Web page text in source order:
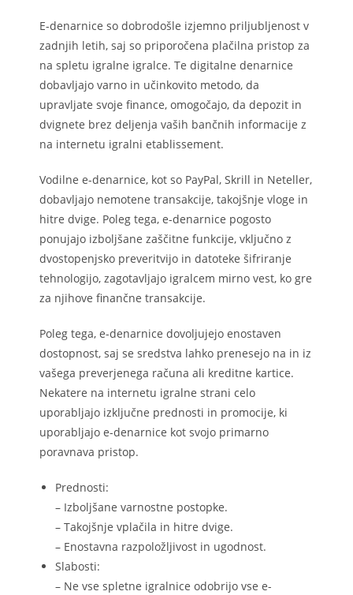
E-denarnice so dobrodošle izjemno priljubljenost v
zadnjih letih, saj so priporočena plačilna pristop za
na spletu igralne igralce. Te digitalne denarnice
dobavljajo varno in učinkovito metodo, da
upravljate svoje finance, omogočajo, da depozit in
dvignete brez deljenja vaših bančnih informacije z
na internetu igralni etablissement.
Vodilne e-denarnice, kot so PayPal, Skrill in Neteller,
dobavljajo nemotene transakcije, takojšnje vloge in
hitre dvige. Poleg tega, e-denarnice pogosto
ponujajo izboljšane zaščitne funkcije, vključno z
dvostopenjsko preveritvijo in datoteke šifriranje
tehnologijo, zagotavljajo igralcem mirno vest, ko gre
za njihove finančne transakcije.
Poleg tega, e-denarnice dovoljujejo enostaven
dostopnost, saj se sredstva lahko prenesejo na in iz
vašega preverjenega računa ali kreditne kartice.
Nekatere na internetu igralne strani celo
uporabljajo izključne prednosti in promocije, ki
uporabljajo e-denarnice kot svojo primarno
poravnava pristop.
Prednosti:
– Izboljšane varnostne postopke.
– Takojšnje vplačila in hitre dvige.
– Enostavna razpoložljivost in ugodnost.
Slabosti:
– Ne vse spletne igralnice odobrijo vse e-